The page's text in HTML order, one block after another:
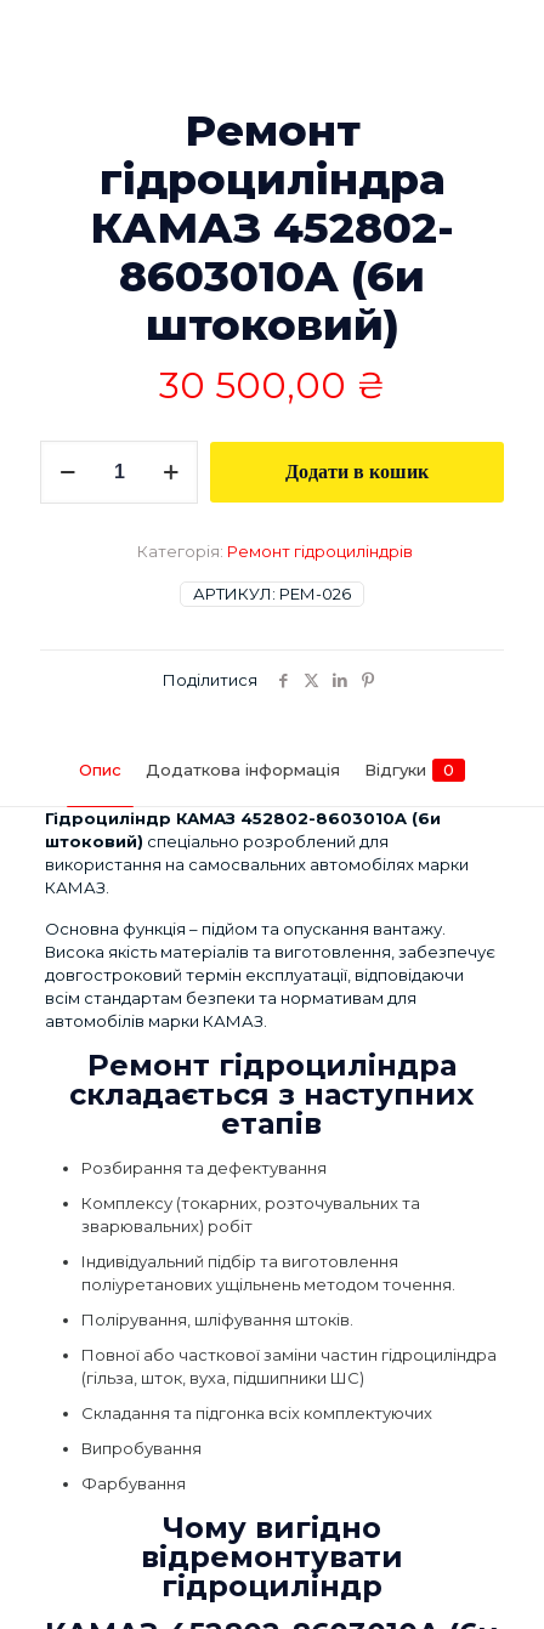
Ремонт
гідроциліндра
КАМАЗ 452802-
8603010A (6и
штоковий)
30 500,00 ₴
гідроциліндра
Додати в кошик
АРТИКУЛ: РЕМ-026
Категорія: Ремонт гідроциліндрів
Поділитися
Опис Додаткова інформація Відгуки 0
Гідроциліндр КАМАЗ 452802-8603010A (6и
штоковий) спеціально розроблений для
використання на самосвальних автомобілях марки
КАМАЗ.
Основна функція – підйом та опускання вантажу.
Висока якість матеріалів та виготовлення, забезпечує
довгостроковий термін експлуатації, відповідаючи
всім стандартам безпеки та нормативам для
автомобілів марки КАМАЗ.
Ремонт гідроциліндра
складається з наступних
етапів
Розбирання та дефектування
Комплексу (токарних, розточувальних та
зварювальних) робіт
Індивідуальний підбір та виготовлення
поліуретанових ущільнень методом точення.
Полірування, шліфування штоків.
Повної або часткової заміни частин гідроциліндра
(гільза, шток, вуха, підшипники ШС)
Складання та підгонка всіх комплектуючих
Випробування
Фарбування
Чому вигідно
відремонтувати
гідроциліндр